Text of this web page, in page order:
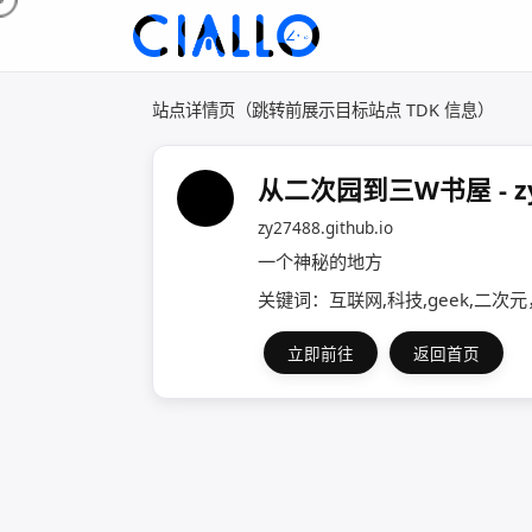
站点详情页（跳转前展示目标站点 TDK 信息）
从二次园到三W书屋 -
zy27488.github.io
一个神秘的地方
关键词：互联网,科技,geek,二次元
立即前往 返回首页